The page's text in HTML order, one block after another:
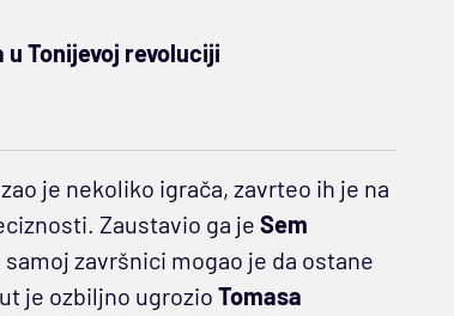
u Tonijevoj revoluciji
je nekoliko igrača, zavrteo ih je na
Zaustavio ga je Sem
završnici mogao je da ostane
je ozbiljno ugrozio Tomasa